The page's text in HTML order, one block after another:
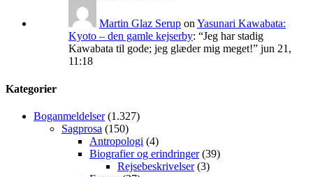
Martin Glaz Serup onYasunari Kawabata:
Kyoto – den gamle kejserby: “Jeg har stadig
Kawabata til gode; jeg glæder mig meget!” jun 21,
11:18
Kategorier
Boganmeldelser(1.327)
Sagprosa (150)
Antropologi (4)
Biografier og erindringer(39)
Rejsebeskrivelser(3)